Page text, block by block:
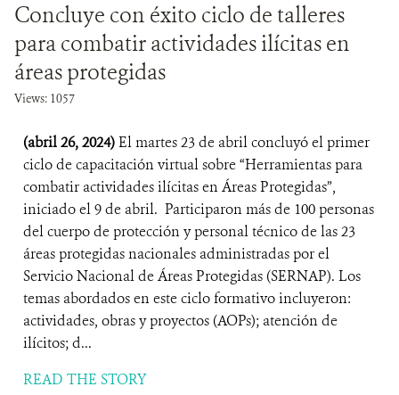
Concluye con éxito ciclo de talleres
para combatir actividades ilícitas en
áreas protegidas
Views: 1057
(abril 26, 2024)El martes 23 de abril concluyó el primer
ciclo de capacitación virtual sobre “Herramientas para
combatir actividades ilícitas en Áreas Protegidas”,
iniciado el 9 de abril. Participaron más de 100 personas
del cuerpo de protección y personal técnico de las 23
áreas protegidas nacionales administradas por el
Servicio Nacional de Áreas Protegidas (SERNAP). Los
temas abordados en este ciclo formativo incluyeron:
actividades, obras y proyectos (AOPs); atención de
ilícitos; d...
READ THE STORY